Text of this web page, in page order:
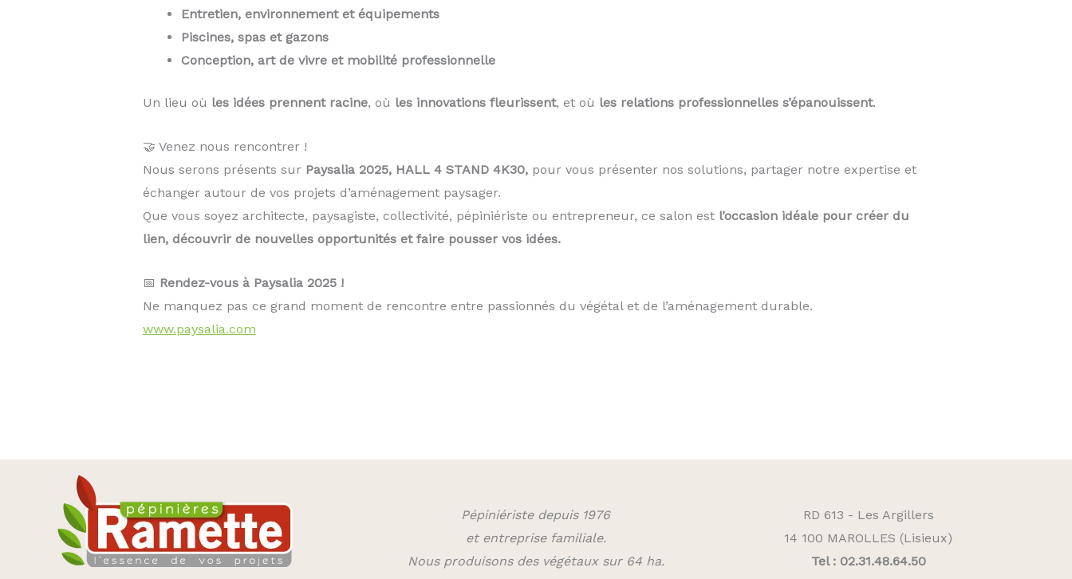
Entretien, environnement et équipements
Piscines, spas et gazons
Conception, art de vivre et mobilité professionnelle
Un lieu où les idées prennent racine, où les innovations fleurissent, et où les relations professionnelles s’épanouissent.
🤝 Venez nous rencontrer !
Nous serons présents sur Paysalia 2025, HALL 4 STAND 4K30, pour vous présenter nos solutions, partager notre expertise et
échanger autour de vos projets d’aménagement paysager.
Que vous soyez architecte, paysagiste, collectivité, pépiniériste ou entrepreneur, ce salon est l’occasion idéale pour créer du
lien, découvrir de nouvelles opportunités et faire pousser vos idées.
📅 Rendez-vous à Paysalia 2025 !
Ne manquez pas ce grand moment de rencontre entre passionnés du végétal et de l’aménagement durable.
www.paysalia.com
Pépiniériste depuis 1976
et entreprise familiale.
Nous produisons des végétaux sur 64 ha.
RD 613 - Les Argillers
14 100 MAROLLES (Lisieux)
Tel : 02.31.48.64.50